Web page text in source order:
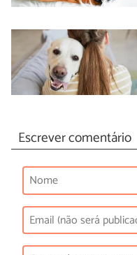
Escrever comentário